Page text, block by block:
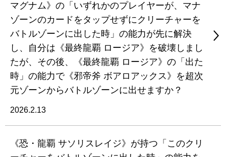
マグナム》の「いずれかのプレイヤーが、マナ
ゾーンのカードをタップせずにクリーチャーを
バトルゾーンに出した時」の能力が先に解決
し、自分は《最終龍覇 ロージア》を破壊しまし
たが、その後、《最終龍覇 ロージア》の「出た
時」の能力で《邪帝斧 ボアロアックス》を超次
元ゾーンからバトルゾーンに出せますか？
2026.2.13
《恐・龍覇 サソリスレイジ》が持つ「このクリ